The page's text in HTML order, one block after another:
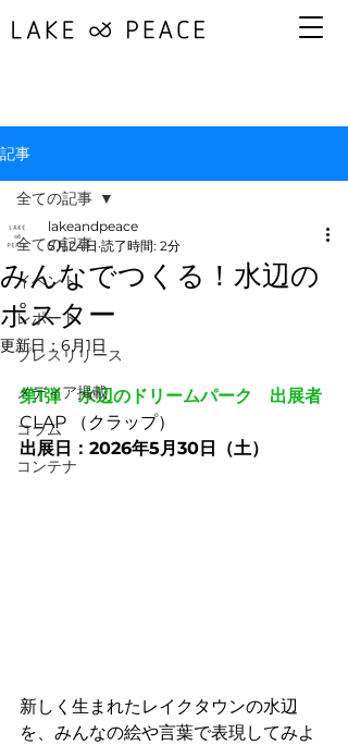
記事
全ての記事
イベント
レポート
プレスリリース
メディア掲載
コラム
コンテナ
全ての記事
みんなでつくる！水辺の
ポスター
lakeandpeace
5月24日 読了時間: 2分
更新日： 6月1日
第1弾　水辺のドリームパーク　出展者
CLAP （クラップ）
出展日：2026年5月30日（土）
新しく生まれたレイクタウンの水辺
を、みんなの絵や言葉で表現してみよ